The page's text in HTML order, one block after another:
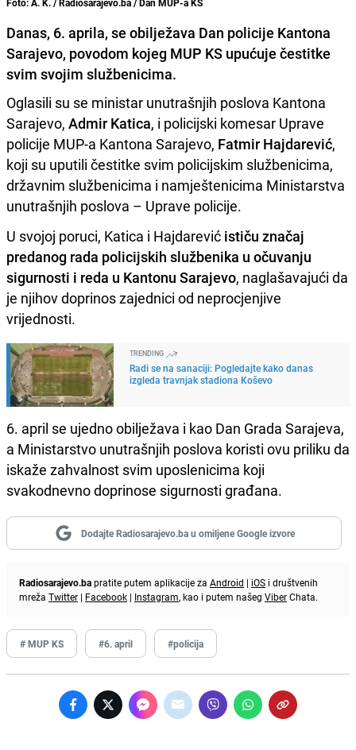
Danas, 6. aprila, se obilježava Dan policije Kantona
Sarajevo, povodom kojeg MUP KS upućuje čestitke
svim svojim službenicima.
Oglasili su se ministar unutrašnjih poslova Kantona
Sarajevo, Admir Katica, i policijski komesar Uprave
policije MUP-a Kantona Sarajevo, Fatmir Hajdarević,
koji su uputili čestitke svim policijskim službenicima,
državnim službenicima i namještenicima Ministarstva
unutrašnjih poslova – Uprave policije.
U svojoj poruci, Katica i Hajdarević ističu značaj
predanog rada policijskih službenika u očuvanju
sigurnosti i reda u Kantonu Sarajevo, naglašavajući da
je njihov doprinos zajednici od neprocjenjive
vrijednosti.
TRENDING
Radi se na sanaciji: Pogledajte kako danas
izgleda travnjak stadiona Koševo
6. april se ujedno obilježava i kao Dan Grada Sarajeva,
a Ministarstvo unutrašnjih poslova koristi ovu priliku da
iskaže zahvalnost svim uposlenicima koji
svakodnevno doprinose sigurnosti građana.
Dodajte Radiosarajevo.ba u omiljene Google izvore
Radiosarajevo.bapratite putem aplikacije za Android | iOS i društvenih
mreža Twitter | Facebook | Instagram, kao i putem našeg ViberChata.
# MUP KS #6. april #policija